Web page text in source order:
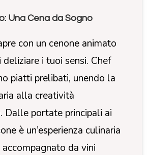
Una Cena da Sogno
con un cenone animato
i tuoi sensi. Chef
piatti prelibati, unendo la
alla creatività
Dalle portate principali ai
è un’esperienza culinaria
da vini